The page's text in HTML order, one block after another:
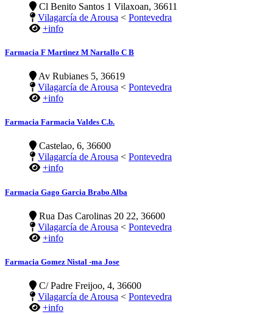
Cl Benito Santos 1 Vilaxoan, 36611
Vilagarcía de Arousa < Pontevedra
+info
Farmacia F Martinez M Nartallo C B
Av Rubianes 5, 36619
Vilagarcía de Arousa < Pontevedra
+info
Farmacia Farmacia Valdes C.b.
Castelao, 6, 36600
Vilagarcía de Arousa < Pontevedra
+info
Farmacia Gago Garcia Brabo Alba
Rua Das Carolinas 20 22, 36600
Vilagarcía de Arousa < Pontevedra
+info
Farmacia Gomez Nistal -ma Jose
C/ Padre Freijoo, 4, 36600
Vilagarcía de Arousa < Pontevedra
+info